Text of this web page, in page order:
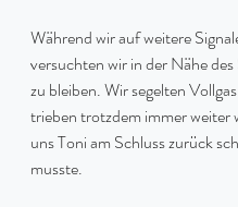
Während wir auf weitere
versuchten wir in der Nähe
zu bleiben. Wir segelten
trieben trotzdem immer weiter
uns Toni am Schluss zurück
musste.